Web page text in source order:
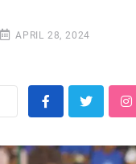
APRIL 28, 2024